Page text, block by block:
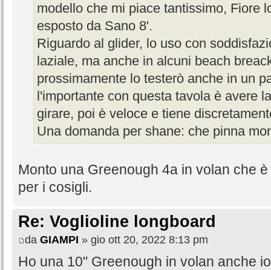
modello che mi piace tantissimo, Fiore
esposto da Sano 8'.
Riguardo al glider, lo uso con
laziale, ma anche in alcuni beach
prossimamente lo testerò anche in un
l'importante con questa tavola è avere
girare, poi è veloce e tiene
Una domanda per shane: che pinna
Monto una Greenough 4a in volan che
per i cosigli.
Re: Voglioline longboard
da GIAMPI » gio ott 20, 2022 8:13 pm
Ho una 10" Greenough in volan anche